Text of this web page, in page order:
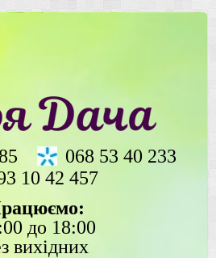
068 53 40 233
10 42 457
до 18:00
вихідних